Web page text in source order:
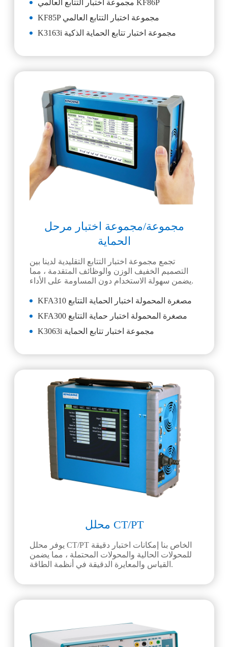
مجموعة اختبار التتابع العالمي KF86P
KF85P مجموعة اختبار التتابع العالمي
K3163i مجموعة اختبار تتابع الحماية الذكية
مجموعة/مجموعة اختبار مرحل
الحماية
تجمع مجموعة اختبار التتابع التقليدية لدينا بين
التصميم الخفيف الوزن والوظائف المتقدمة ، مما
يضمن سهولة الاستخدام دون المساومة على الأداء.
KFA310 مصغرة المحمولة اختبار الحماية التتابع
KFA300 مصغرة المحمولة اختبار حماية التتابع
K3063i مجموعة اختبار تتابع الحماية
محلل CT/PT
يوفر محلل CT/PT الخاص بنا إمكانات اختبار دقيقة
للمحولات الحالية والمحولات المحتملة ، مما يضمن
القياس والمعايرة الدقيقة في أنظمة الطاقة.